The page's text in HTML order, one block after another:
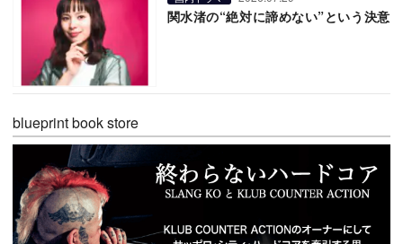
関水渚の“絶対に諦めない”という決意
blueprint book store